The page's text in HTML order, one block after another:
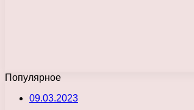
Популярное
09.03.2023